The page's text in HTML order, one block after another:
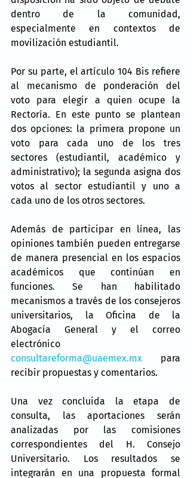
dentro de la comunidad,
especialmente en contextos de
movilización estudiantil.
Por su parte, el artículo 104 Bis refiere
al mecanismo de ponderación del
voto para elegir a quien ocupe la
Rectoría. En este punto se plantean
dos opciones: la primera propone un
voto para cada uno de los tres
sectores (estudiantil, académico y
administrativo); la segunda asigna dos
votos al sector estudiantil y uno a
cada uno de los otros sectores.
Además de participar en línea, las
opiniones también pueden entregarse
de manera presencial en los espacios
académicos que continúan en
funciones. Se han habilitado
mecanismos a través de los consejeros
universitarios, la Oficina de la
Abogacía General y el correo
consultareforma@uaemex.mx para
recibir propuestas y comentarios.
Una vez concluida la etapa de
consulta, las aportaciones serán
analizadas por las comisiones
correspondientes del H. Consejo
Universitario. Los resultados se
integrarán en una propuesta formal